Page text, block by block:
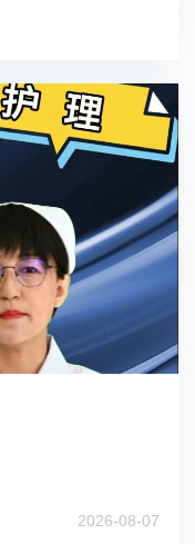
2026-08-07